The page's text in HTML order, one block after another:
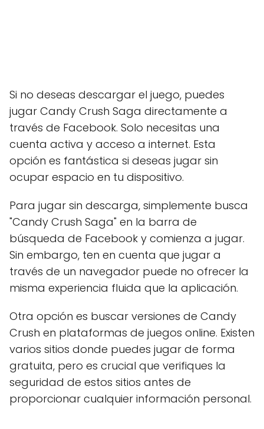
Si no deseas descargar el juego, puedes
jugar Candy Crush Saga directamente a
través de Facebook. Solo necesitas una
cuenta activa y acceso a internet. Esta
opción es fantástica si deseas jugar sin
ocupar espacio en tu dispositivo.
Para jugar sin descarga, simplemente busca
"Candy Crush Saga" en la barra de
búsqueda de Facebook y comienza a jugar.
Sin embargo, ten en cuenta que jugar a
través de un navegador puede no ofrecer la
misma experiencia fluida que la aplicación.
Otra opción es buscar versiones de Candy
Crush en plataformas de juegos online. Existen
varios sitios donde puedes jugar de forma
gratuita, pero es crucial que verifiques la
seguridad de estos sitios antes de
proporcionar cualquier información personal.